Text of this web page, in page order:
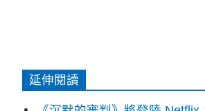
延伸閱讀